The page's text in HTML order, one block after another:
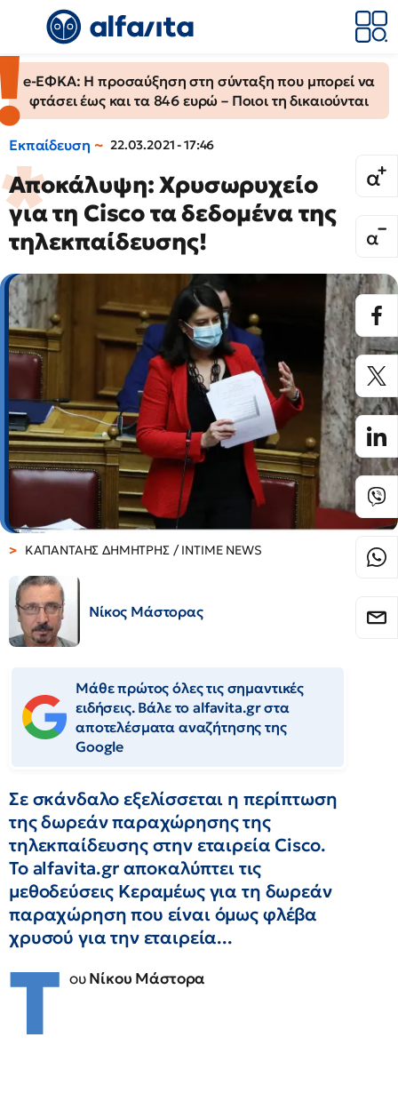
e-ΕΦΚΑ: Η προσαύξηση στη σύνταξη που μπορεί να
φτάσει έως και τα 846 ευρώ – Ποιοι τη δικαιούνται
Εκπαίδευση 22.03.2021 - 17:46
Αποκάλυψη: Χρυσωρυχείο
για τη Cisco τα δεδομένα της
τηλεκπαίδευσης!
ΚΑΠΑΝΤΑΗΣ ΔΗΜΗΤΡΗΣ / INTIME NEWS
Νίκος Μάστορας
Μάθε πρώτος όλες τις σημαντικές
ειδήσεις. Βάλε το alfavita.gr στα
αποτελέσματα αναζήτησης της
Google
Σε σκάνδαλο εξελίσσεται η περίπτωση
της δωρεάν παραχώρησης της
τηλεκπαίδευσης στην εταιρεία Cisco.
To alfavita.gr αποκαλύπτει τις
μεθοδεύσεις Κεραμέως για τη δωρεάν
παραχώρηση που είναι όμως φλέβα
χρυσού για την εταιρεία...
Τ ουΝίκου Μάστορα